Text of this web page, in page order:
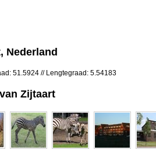
Nederland
51.5924 // Lengtegraad: 5.54183
Zijtaart